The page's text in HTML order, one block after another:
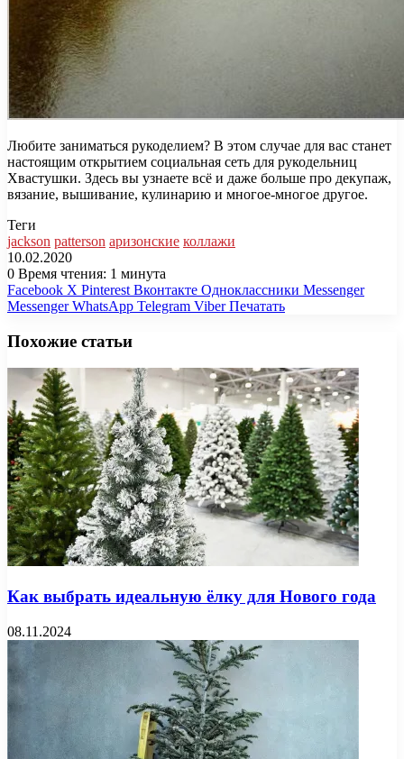
Любите заниматься рукоделием? В этом случае для вас станет
настоящим открытием социальная сеть для рукодельниц
Хвастушки. Здесь вы узнаете всё и даже больше про декупаж,
вязание, вышивание, кулинарию и многое-многое другое.
Теги
jackson patterson аризонские коллажи
10.02.2020
0 Время чтения: 1 минута
Facebook X Pinterest Вконтакте Одноклассники Messenger
Messenger WhatsApp Telegram Viber Печатать
Похожие статьи
Как выбрать идеальную ёлку для Нового года
08.11.2024